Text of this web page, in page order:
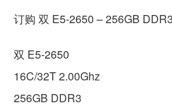
订购 双 E5-2650 – 256GB
双 E5-2650
16C/32T 2.00Ghz
256GB DDR3